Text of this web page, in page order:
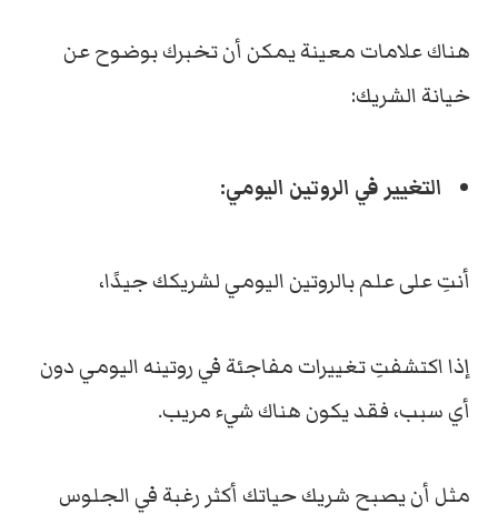
هناك علامات معينة يمكن أن تخبرك بوضوح عن
خيانة الشريك:
التغيير في الروتين اليومي:
أنتِ على علم بالروتين اليومي لشريكك جيدًا،
إذا اكتشفتِ تغييرات مفاجئة في روتينه اليومي دون
أي سبب، فقد يكون هناك شيء مريب.
مثل أن يصبح شريك حياتك أكثر رغبة في الجلوس